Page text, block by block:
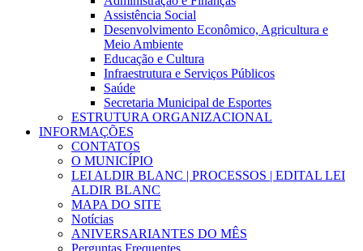
Assistência Social
Desenvolvimento Econômico, Agricultura e
Meio Ambiente
Educação e Cultura
Infraestrutura e Serviços Públicos
Saúde
Secretaria Municipal de Esportes
ESTRUTURA ORGANIZACIONAL
INFORMAÇÕES
CONTATOS
O MUNICÍPIO
LEI ALDIR BLANC | PROCESSOS | EDITAL LEI
ALDIR BLANC
MAPA DO SITE
Notícias
ANIVERSARIANTES DO MÊS
Perguntas Frequentes